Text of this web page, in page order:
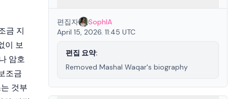
금 지
이 보
암호
조금
것부
편집자
SophIA
April 15, 2026. 11:45 UTC
편집 요약:
Removed Mashal Waqar's biography